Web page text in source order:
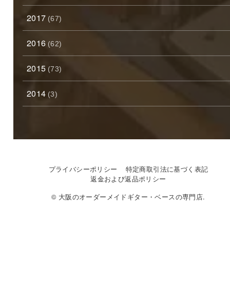
2017 (67)
2016 (62)
2015 (73)
2014 (3)
プライバシーポリシー
特定商取引法に基づく表記
返金および返品ポリシー
© 大阪のオーダーメイドギター・ベースの専門店.